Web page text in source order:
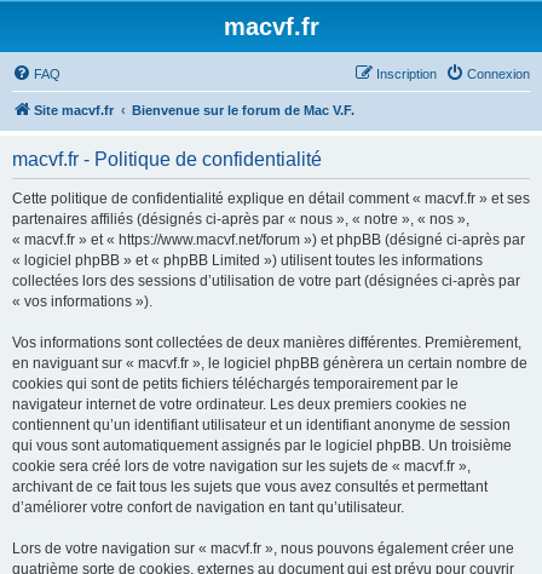
macvf.fr
FAQ Connexion
Inscription
Site macvf.fr Bienvenue sur le forum de Mac V.F.
macvf.fr - Politique de confidentialité
Cette politique de confidentialité explique en détail comment « macvf.fr » et ses
partenaires affiliés (désignés ci-après par « nous », « notre », « nos »,
« macvf.fr » et « https://www.macvf.net/forum ») et phpBB (désigné ci-après par
« logiciel phpBB » et « phpBB Limited ») utilisent toutes les informations
collectées lors des sessions d’utilisation de votre part (désignées ci-après par
« vos informations »).
Vos informations sont collectées de deux manières différentes. Premièrement,
en naviguant sur « macvf.fr », le logiciel phpBB génèrera un certain nombre de
cookies qui sont de petits fichiers téléchargés temporairement par le
navigateur internet de votre ordinateur. Les deux premiers cookies ne
contiennent qu’un identifiant utilisateur et un identifiant anonyme de session
qui vous sont automatiquement assignés par le logiciel phpBB. Un troisième
cookie sera créé lors de votre navigation sur les sujets de « macvf.fr »,
archivant de ce fait tous les sujets que vous avez consultés et permettant
d’améliorer votre confort de navigation en tant qu’utilisateur.
Lors de votre navigation sur « macvf.fr », nous pouvons également créer une
quatrième sorte de cookies, externes au document qui est prévu pour couvrir